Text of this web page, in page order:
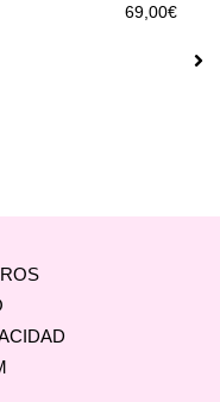
69,00€